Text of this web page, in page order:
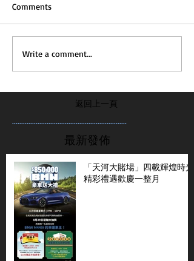
Comments
Write a comment...
返回上一頁
...............................................................
最新發佈
「天河大賭場」四載輝煌時光
精彩禮遇歡慶一整月